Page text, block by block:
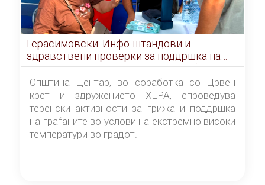
Герасимовски: Инфо-штандови и
здравствени проверки за поддршка на
граѓаните во услови на топлотен бран
Општина Центар, во соработка со Црвен
крст и здружението ХЕРА, спроведува
теренски активности за грижа и поддршка
на граѓаните во услови на екстремно високи
температури во градот.